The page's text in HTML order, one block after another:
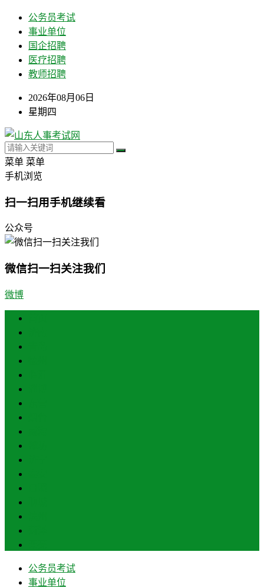
公务员考试
事业单位
国企招聘
医疗招聘
教师招聘
2026年08月06日
星期四
菜单 菜单
手机浏览
扫一扫用手机继续看
公众号
微信扫一扫关注我们
微博
公务员考试
事业单位